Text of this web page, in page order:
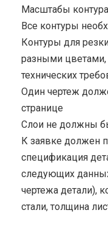
Масштабы контура
Все контуры
Контуры для
разными цветами,
технических
Один чертеж
странице
Cлои не должны
К заявке должен
спецификация
следующих
чертежа детали),
стали, толщина